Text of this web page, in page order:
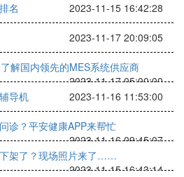
名 2023-11-15 16:42:28
2023-11-17 20:09:05
解国内领先的MES系统供应商
2023-11-17 05:00:00
导机
2023-11-16 11:53:00
诊？平安健康APP来帮忙
2023-11-16 09:45:07
架了？现场照片来了……
2023-11-15 16:43:14